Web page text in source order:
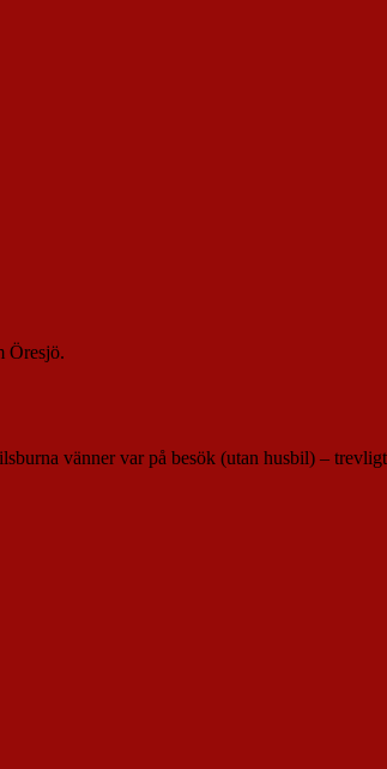
Öresjö.
vänner var på besök (utan husbil) –